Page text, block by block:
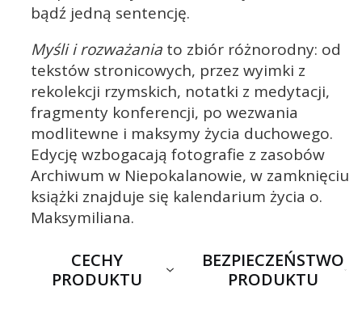
bądź jedną sentencję.
Myśli i rozważania to zbiór różnorodny: od
tekstów stronicowych, przez wyimki z
rekolekcji rzymskich, notatki z medytacji,
fragmenty konferencji, po wezwania
modlitewne i maksymy życia duchowego.
Edycję wzbogacają fotografie z zasobów
Archiwum w Niepokalanowie, w zamknięciu
książki znajduje się kalendarium życia o.
Maksymiliana.
CECHY
PRODUKTU
BEZPIECZEŃSTWO
PRODUKTU